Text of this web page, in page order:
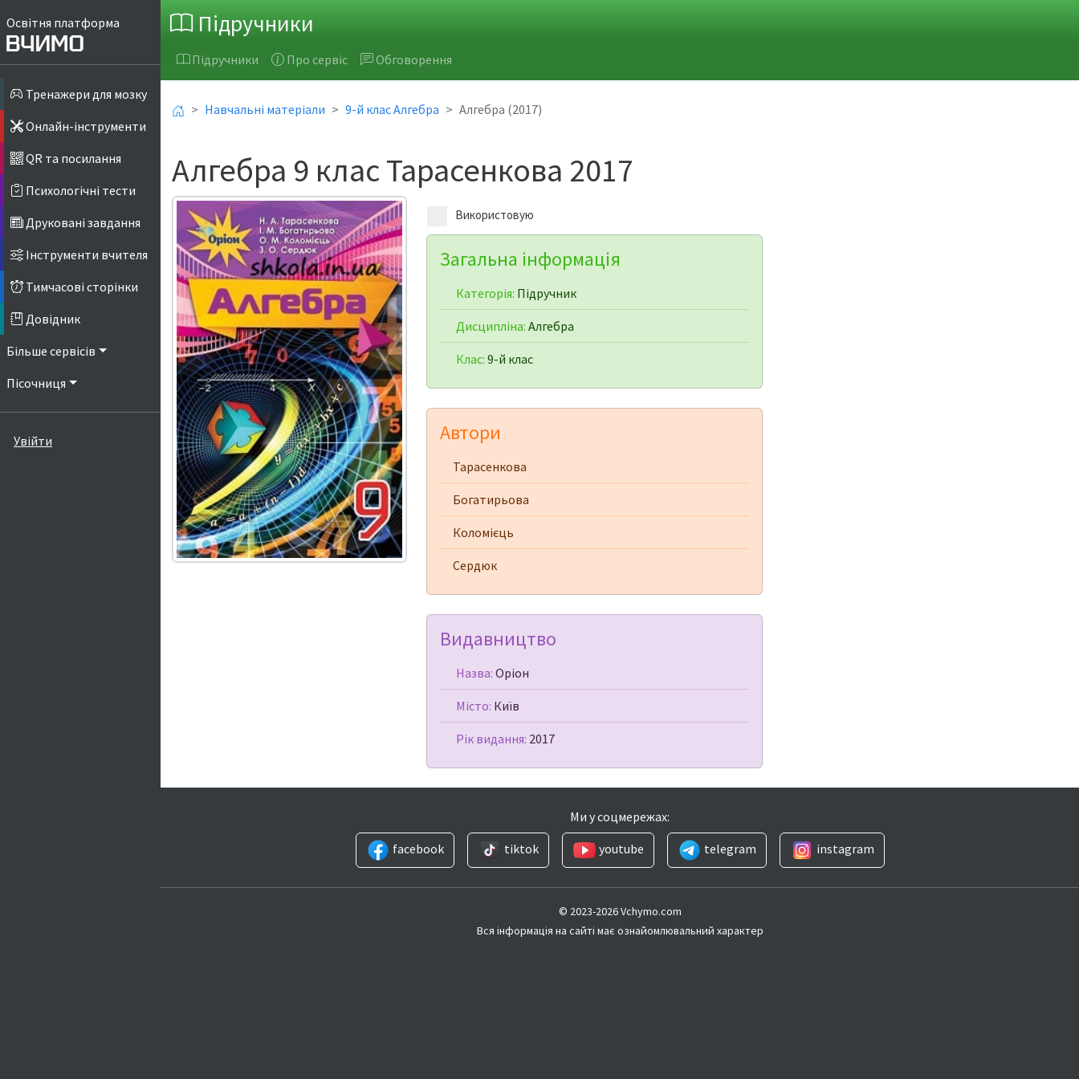
Освітня платформа
Тренажери для мозку
Онлайн-інструменти
QR та посилання
Психологічні тести
Друковані завдання
Інструменти вчителя
Тимчасові сторінки
Довідник
Більше сервісів
Пісочниця
Увійти
Підручники
Підручники Про сервіс Обговорення
Навчальні матеріали 9-й клас Алгебра Алгебра (2017)
Алгебра 9 клас Тарасенкова 2017
Використовую
Загальна інформація
Категорія: Підручник
Дисципліна: Алгебра
Клас: 9-й клас
Автори
Тарасенкова
Богатирьова
Коломієць
Сердюк
Видавництво
Назва: Оріон
Місто: Київ
Рік видання: 2017
Ми у соцмережах:
facebook
tiktok youtube telegram instagram
© 2023-2026 Vchymo.com
Вся інформація на сайті має ознайомлювальний характер